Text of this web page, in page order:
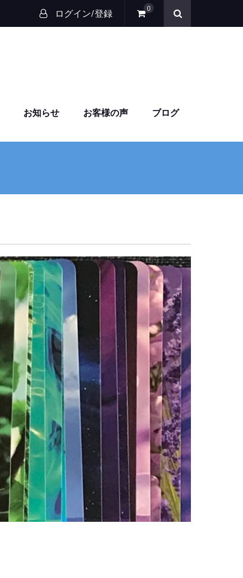
ログイン/登録 0
お知らせ お客様の声 ブログ